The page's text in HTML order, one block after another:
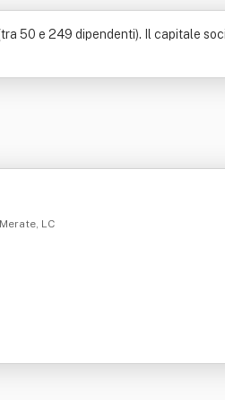
50 e 249 dipendenti). Il capitale
Merate, LC